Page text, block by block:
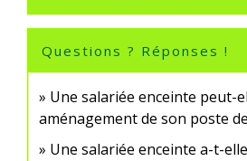
Questions ? Réponses !
Une salariée enceinte peut-
aménagement de son poste
Une salariée enceinte a-t-